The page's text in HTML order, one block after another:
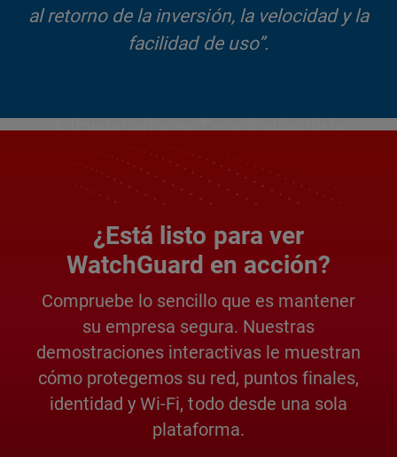
al retorno de la inversión, la velocidad y la
facilidad de uso”.
Administrador en Tecnologías de la
Lea el artículo completo >
¿Está listo para ver
WatchGuard en acción?
Compruebe lo sencillo que es mantener
su empresa segura. Nuestras
demostraciones interactivas le muestran
cómo protegemos su red, puntos finales,
identidad y Wi-Fi, todo desde una sola
plataforma.